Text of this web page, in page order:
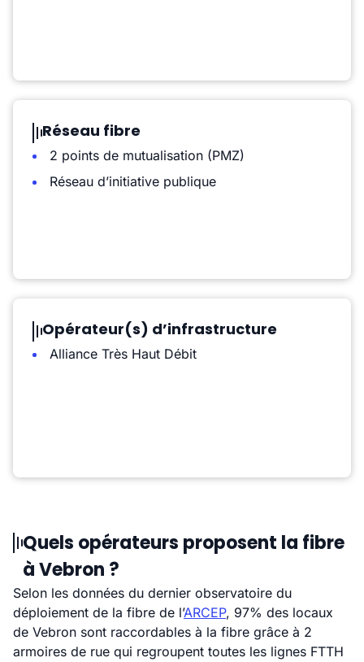
Réseau fibre
2 points de mutualisation (PMZ)
Réseau d’initiative publique
Opérateur(s) d’infrastructure
Alliance Très Haut Débit
Quels opérateurs proposent la fibre
à Vebron ?
Selon les données du dernier observatoire du
déploiement de la fibre de l’ARCEP, 97% des locaux
de Vebron sont raccordables à la fibre grâce à 2
armoires de rue qui regroupent toutes les lignes FTTH